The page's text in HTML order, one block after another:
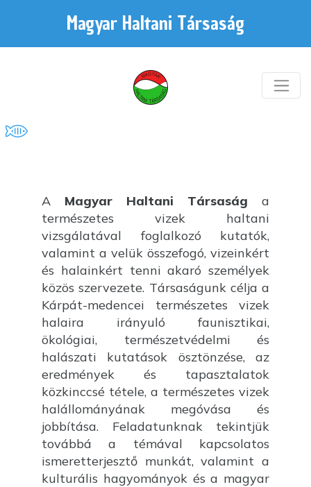
Magyar Haltani Társaság
A Magyar Haltani Társaság a
természetes vizek haltani
vizsgálatával foglalkozó kutatók,
valamint a velük összefogó, vizeinkért
és halainkért tenni akaró személyek
közös szervezete. Társaságunk célja a
Kárpát-medencei természetes vizek
halaira irányuló faunisztikai,
ökológiai, természetvédelmi és
halászati kutatások ösztönzése, az
eredmények és tapasztalatok
közkinccsé tétele, a természetes vizek
halállományának megóvása és
jobbítása. Feladatunknak tekintjük
továbbá a témával kapcsolatos
ismeretterjesztő munkát, valamint a
kulturális hagyományok és a magyar